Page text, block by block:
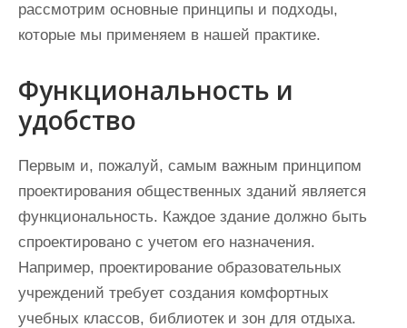
рассмотрим основные принципы и подходы,
которые мы применяем в нашей практике.
Функциональность и
удобство
Первым и, пожалуй, самым важным принципом
проектирования общественных зданий является
функциональность. Каждое здание должно быть
спроектировано с учетом его назначения.
Например, проектирование образовательных
учреждений требует создания комфортных
учебных классов, библиотек и зон для отдыха.